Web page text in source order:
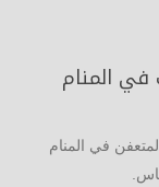
في المنام
في المنام